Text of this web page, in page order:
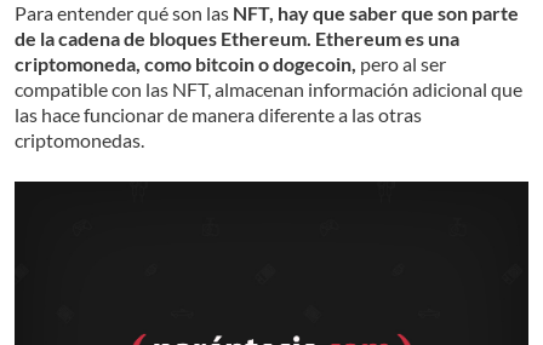
Para entender qué son las NFT, hay que saber que son parte
de la cadena de bloques Ethereum. Ethereum es una
criptomoneda, como bitcoin o dogecoin, pero al ser
compatible con las NFT, almacenan información adicional que
las hace funcionar de manera diferente a las otras
criptomonedas.